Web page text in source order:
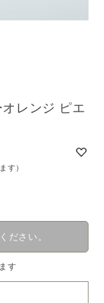
オレンジ ピエ
す）
ださい。
す